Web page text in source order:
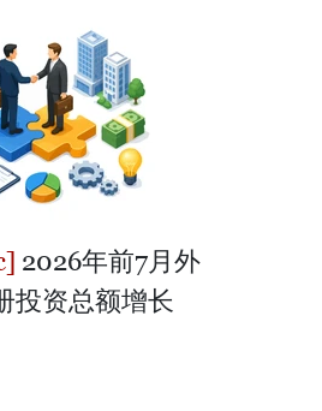
2026年前7月外
投资总额增长